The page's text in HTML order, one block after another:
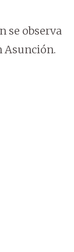
se observa
Asunción.